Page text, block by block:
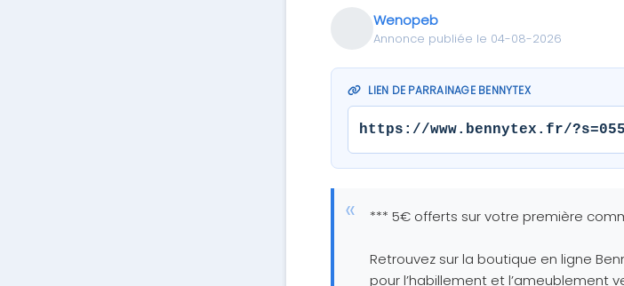
Wenopeb
Annonce publiée le 04-08-2026
LIEN DE PARRAINAGE BENNYTEX
https://www.bennytex.fr/
*** 5€ offerts sur votre première
Retrouvez sur la boutique en ligne
pour l’habillement et l’ameublement